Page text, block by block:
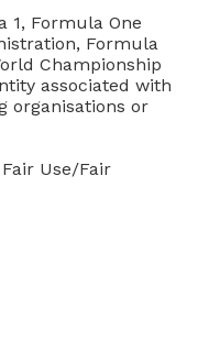
1, Formula One
Formula
Championship
associated with
organisations or
Use/Fair